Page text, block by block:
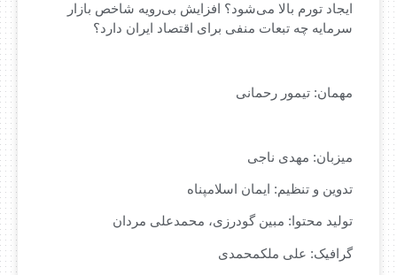
ایجاد تورم بالا می‌شود؟ افزایش بی‌رویه شاخص بازار
سرمایه چه تبعات منفی برای اقتصاد ایران دارد؟
مهمان: تیمور رحمانی
میزبان: مهدی ناجی
تدوین و تنظیم: ایمان اسلامپناه
تولید محتوا: مبین گودرزی، محمدعلی مردان
گرافیک: علی ملکمحمدی